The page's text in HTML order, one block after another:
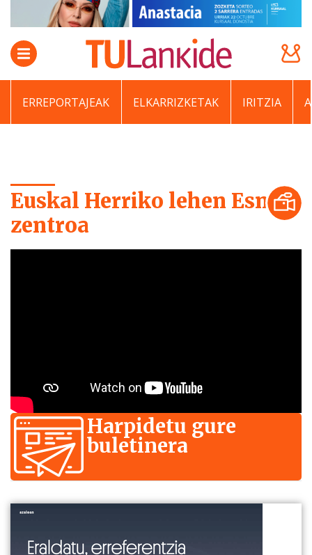
ERREPORTAJEAK ELKARRIZKETAK IRITZIA
Euskal Herriko lehen Esneki
zentroa
Harpidetu gure
buletinera